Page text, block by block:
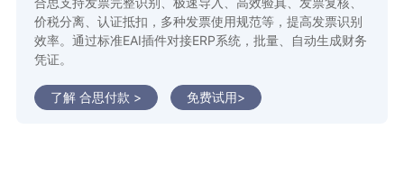
价税分离、认证抵扣，多种发票使用规范等，提高发票识别
效率。通过标准EAI插件对接ERP系统，批量、自动生成财务
凭证。
了解 合思付款 > 免费试用>